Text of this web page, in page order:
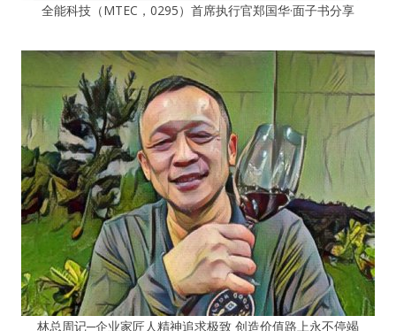
全能科技（MTEC，0295）首席执行官郑国华·面子书分享
林总周记─企业家匠人精神追求极致 创造价值路上永不停竭